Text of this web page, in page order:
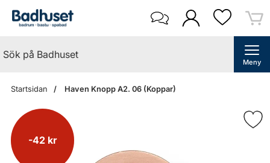
Meny
Startsidan Haven Knopp A2. 06 (Koppar)
-42 kr